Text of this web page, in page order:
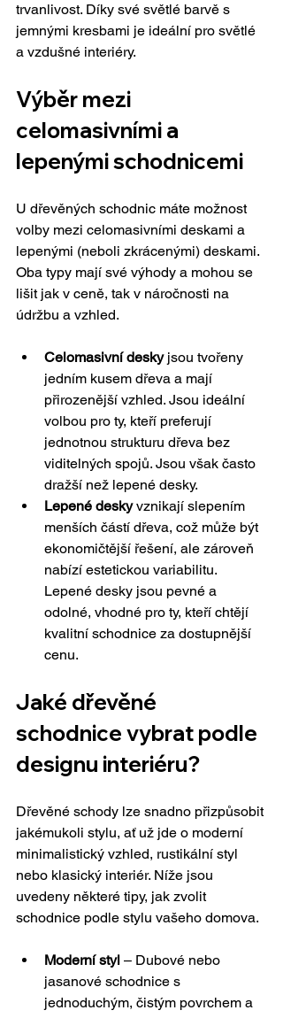
trvanlivost. Díky své světlé barvě s
jemnými kresbami je ideální pro světlé
a vzdušné interiéry.
Výběr mezi
celomasivními a
lepenými schodnicemi
U dřevěných schodnic máte možnost
volby mezi celomasivními deskami a
lepenými (neboli zkrácenými) deskami.
Oba typy mají své výhody a mohou se
lišit jak v ceně, tak v náročnosti na
údržbu a vzhled.
Celomasivní desky jsou tvořeny
jedním kusem dřeva a mají
přirozenější vzhled. Jsou ideální
volbou pro ty, kteří preferují
jednotnou strukturu dřeva bez
viditelných spojů. Jsou však často
dražší než lepené desky.
Lepené desky vznikají slepením
menších částí dřeva, což může být
ekonomičtější řešení, ale zároveň
nabízí estetickou variabilitu.
Lepené desky jsou pevné a
odolné, vhodné pro ty, kteří chtějí
kvalitní schodnice za dostupnější
cenu.
Jaké dřevěné
schodnice vybrat podle
designu interiéru?
Dřevěné schody lze snadno přizpůsobit
jakémukoli stylu, ať už jde o moderní
minimalistický vzhled, rustikální styl
nebo klasický interiér. Níže jsou
uvedeny některé tipy, jak zvolit
schodnice podle stylu vašeho domova.
Moderní styl – Dubové nebo
jasanové schodnice s
jednoduchým, čistým povrchem a